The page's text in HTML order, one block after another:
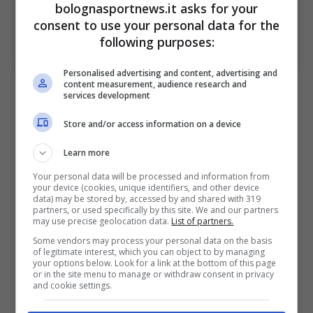
Le parole di Nicolò Cambiaghi sulla partita e la
convocazione in Nazionale. Bologna Sport News (Photo
by Alessandro Sabattini/Getty Images Via OneFootball)
A questo proposito l’attaccante esterno ha
commentato questa prima convocazione,
rivelando anche cosa gli abbia detto il tecnico
VincenzoItaliano
convocazione in Nazionale il mister mi ha
fatto i complimenti. Mi ha detto di stare
tranquillo e giocare come so fare”
Infine chiosa facendo una dedica: “ Dedico il
gol di oggi a chi mi sta sempre vicino: la mia
bolognasportnews.it asks for your
consent to use your personal data for the
following purposes:
Personalised advertising and content, advertising and
content measurement, audience research and
services development
Store and/or access information on a device
Learn more
Your personal data will be processed and information from
your device (cookies, unique identifiers, and other device
data) may be stored by, accessed by and shared with 319
partners, or used specifically by this site. We and our partners
may use precise geolocation data. List of partners.
Some vendors may process your personal data on the basis
of legitimate interest, which you can object to by managing
your options below. Look for a link at the bottom of this page
or in the site menu to manage or withdraw consent in privacy
and cookie settings.